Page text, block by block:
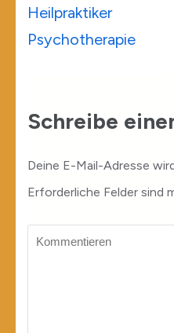
Heilpraktiker
Psychotherapie
Schreibe
Deine E-Mail-Adresse
Erforderliche Felder sind
Kommentieren